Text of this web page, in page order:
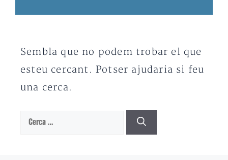
Sembla que no podem trobar el que
esteu cercant. Potser ajudaria si feu
una cerca.
Cerca: